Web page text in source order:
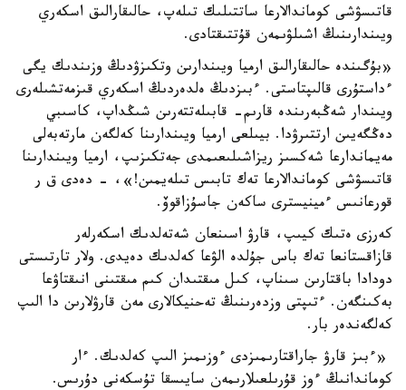
قاتىسۋشى كوماندالارعا ساتتىلىك تىلەپ، حالىقارالىق اسكەري
ويىندارىنىڭ اشىلۋىمەن قۇتتىقتادى.
«بۇگىندە حالىقارالىق ارميا ويىندارىن وتكىزۋدىڭ وزىندىك يگى
ءداستۇرى قالىپتاستى. ءبىزدىڭ ەلدەردىڭ اسكەري قىزمەتشىلەرى
ويىندار شەڭبەرىندە قارىم- قابىلەتتەرىن شىڭداپ، كاسىبي
دەڭگەيىن ارتتىرۋدا. بيىلعى ارميا ويىندارىنا كەلگەن مارتەبەلى
مەيماندارعا شەكسىز ريزاشىلىعىمدى جەتكىزىپ، ارميا ويىندارىنا
قاتىسۋشى كوماندالارعا تەك تابىس تىلەيمىن!»، - دەدى ق ر
قورعانىس ءمينيسترى ساكەن جاسۇزاقوۆ.
كەرزى ەتىك كيىپ، قارۋ اسىنعان شەتەلدىك اسكەرلەر
قازاقستانعا تەك باس جۇلدە الۋعا كەلدىك دەيدى. ولار تارتىستى
دودادا باقتارىن سىناپ، كىل مىقتىدان كىم مىقتىنى انىقتاۋعا
بەكىنگەن. ءتىپتى وزدەرىنىڭ تەحنيكالارى مەن قارۋلارىن دا الىپ
كەلگەندەر بار.
«ءبىز قارۋ جاراقتارىمىزدى ءوزىمىز الىپ كەلدىك. ءار
كوماندانىڭ ءوز قۇرىلعىلارىمەن سايىسقا تۇسكەنى دۇرىس.